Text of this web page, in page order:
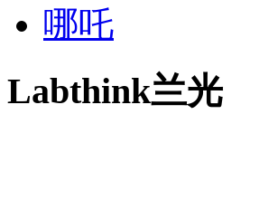
哪吒
Labthink兰光